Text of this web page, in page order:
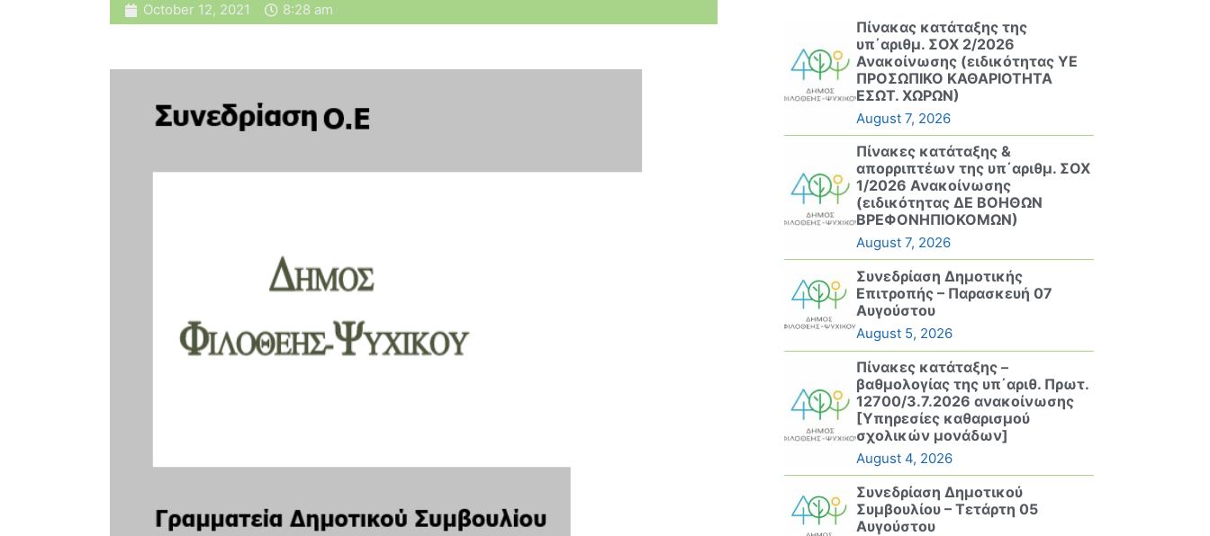
October 12, 2021 8:28 am
Πίνακας κατάταξης της
υπ΄αριθμ. ΣΟΧ 2/2026
Ανακοίνωσης (ειδικότητας ΥΕ
ΠΡΟΣΩΠΙΚΟ ΚΑΘΑΡΙΟΤΗΤΑ
ΕΣΩΤ. ΧΩΡΩΝ)
August 7, 2026
Πίνακες κατάταξης &
απορριπτέων της υπ΄αριθμ. ΣΟΧ
1/2026 Ανακοίνωσης
(ειδικότητας ΔΕ ΒΟΗΘΩΝ
ΒΡΕΦΟΝΗΠΙΟΚΟΜΩΝ)
August 7, 2026
Συνεδρίαση Δημοτικής
Επιτροπής – Παρασκευή 07
Αυγούστου
August 5, 2026
Πίνακες κατάταξης –
βαθμολογίας της υπ΄αριθ. Πρωτ.
12700/3.7.2026 ανακοίνωσης
[Υπηρεσίες καθαρισμού
σχολικών μονάδων]
August 4, 2026
Συνεδρίαση Δημοτικού
Συμβουλίου – Τετάρτη 05
Αυγούστου